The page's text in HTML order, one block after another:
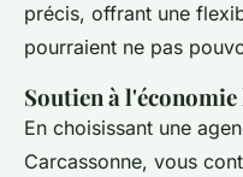
précis, offrant une
pourraient ne pas
Soutien à
En choisissant une
Carcassonne, vous